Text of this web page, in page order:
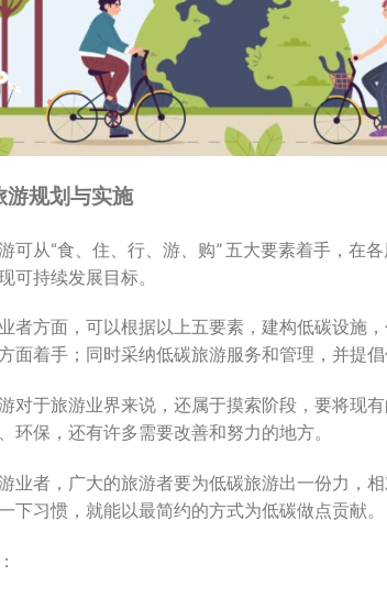
游规划与实施
可从“食、住、行、游、购” 五大要素着手，在
可持续发展目标。
者方面，可以根据以上五要素，建构低碳设施，
面着手；同时采纳低碳旅游服务和管理，并提倡
对于旅游业界来说，还属于摸索阶段，要将现
环保，还有许多需要改善和努力的地方。
业者，广大的旅游者要为低碳旅游出一份力，
下习惯，就能以最简约的方式为低碳做点贡献。